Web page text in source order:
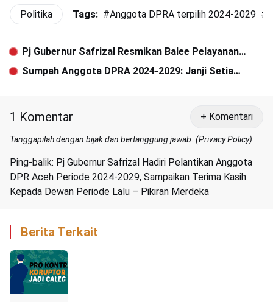
Politika Tags: #Anggota DPRA terpilih 2024-2029 #
Pj Gubernur Safrizal Resmikan Balee Pelayanan
Intensive Psikiatri di RSJ Aceh
Sumpah Anggota DPRA 2024-2029: Janji Setia
1 Komentar + Komentari
Tanggapilah dengan bijak dan bertanggung jawab. (Privacy Policy)
Ping-balik: Pj Gubernur Safrizal Hadiri Pelantikan Anggota
DPR Aceh Periode 2024-2029, Sampaikan Terima Kasih
Kepada Dewan Periode Lalu – Pikiran Merdeka
Berita Terkait